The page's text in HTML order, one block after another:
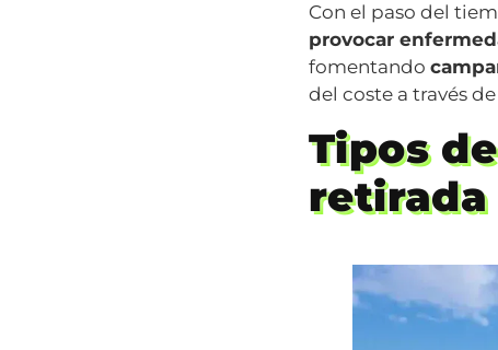
Con el paso del
provocar
fomentando
del coste a través
Tipos